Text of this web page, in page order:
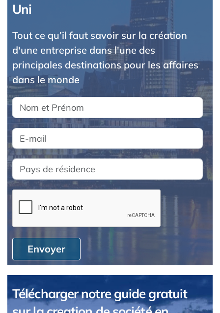
Uni
Tout ce qu’il faut savoir sur la création
d'une entreprise dans l'une des
principales destinations pour les affaires
dans le monde
Envoyer
Télécharger notre guide gratuit